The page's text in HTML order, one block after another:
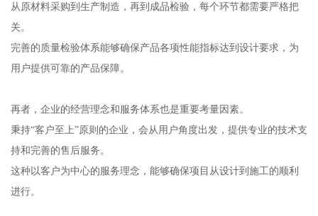
从原材料采购到生产制造，再到成品检验，每个环节都需要严格把
关。
完善的质量检验体系能够确保产品各项性能指标达到设计要求，为
用户提供可靠的产品保障。
再者，企业的经营理念和服务体系也是重要考量因素。
秉持“客户至上”原则的企业，会从用户角度出发，提供专业的技术支
持和完善的售后服务。
这种以客户为中心的服务理念，能够确保项目从设计到施工的顺利
进行。